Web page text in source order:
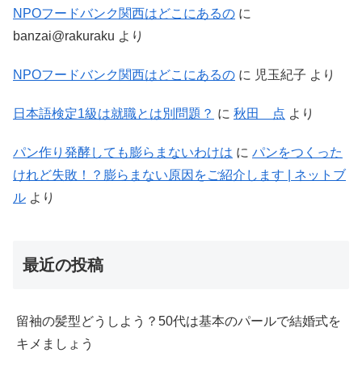
NPOフードバンク関西はどこにあるの に
banzai@rakuraku より
NPOフードバンク関西はどこにあるの に 児玉紀子 より
日本語検定1級は就職とは別問題？ に 秋田 点 より
パン作り発酵しても膨らまないわけは に パンをつくった
けれど失敗！？膨らまない原因をご紹介します | ネットブ
ル より
最近の投稿
留袖の髪型どうしよう？50代は基本のパールで結婚式を
キメましょう